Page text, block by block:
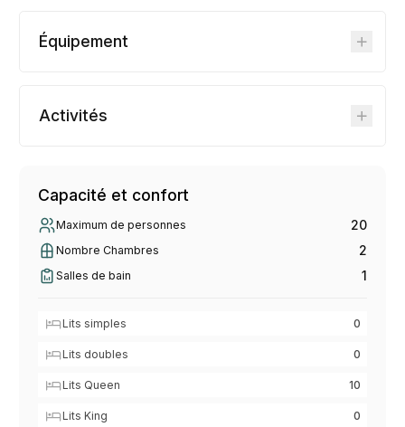
Équipement
Activités
Capacité et confort
Maximum de personnes 20
Nombre Chambres 2
Salles de bain 1
Lits simples 0
Lits doubles 0
Lits Queen 10
Lits King 0